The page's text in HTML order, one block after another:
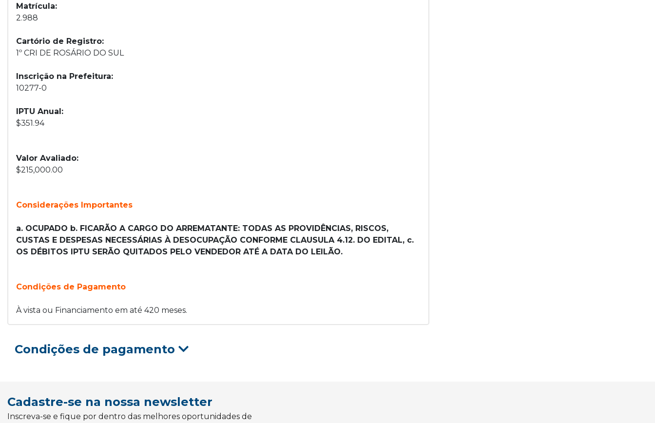
Matrícula:
2.988
Cartório de Registro:
1º CRI DE ROSÁRIO DO SUL
Inscrição na Prefeitura:
10277-0
IPTU Anual:
$351.94
Valor Avaliado:
$215,000.00
Considerações Importantes
a. OCUPADO b. FICARÃO A CARGO DO ARREMATANTE: TODAS AS PROVIDÊNCIAS, RISCOS,
CUSTAS E DESPESAS NECESSÁRIAS À DESOCUPAÇÃO CONFORME CLAUSULA 4.12. DO EDITAL, c.
OS DÉBITOS IPTU SERÃO QUITADOS PELO VENDEDOR ATÉ A DATA DO LEILÃO.
Condições de Pagamento
À vista ou Financiamento em até 420 meses.
Condições de pagamento
Cadastre-se na nossa newsletter
Inscreva-se e fique por dentro das melhores oportunidades de